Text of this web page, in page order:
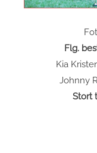
Flg.
Kia
Johnny
Stort